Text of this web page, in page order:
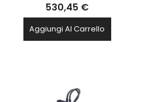
4'' Per Pozzi Serie GS 2hp
1.5kw 230v LOWARA Xylem
- 4GS15M-4OS
530,45 €
Aggiungi Al Carrello